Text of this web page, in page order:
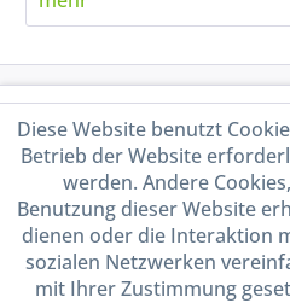
Shop Service
Informationen
Handel mit BIO-
Diese Website benutzt
Betrieb der Website
werden. Andere
Benutzung dieser Website
dienen oder die Interaktion
sozialen Netzwerken
mit Ihrer Zustimmung